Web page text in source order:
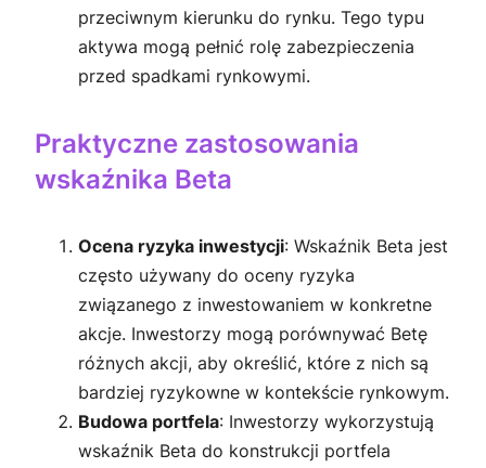
przeciwnym kierunku do rynku. Tego typu
aktywa mogą pełnić rolę zabezpieczenia
przed spadkami rynkowymi.
Praktyczne zastosowania
wskaźnika Beta
Ocena ryzyka inwestycji: Wskaźnik Beta jest
często używany do oceny ryzyka
związanego z inwestowaniem w konkretne
akcje. Inwestorzy mogą porównywać Betę
różnych akcji, aby określić, które z nich są
bardziej ryzykowne w kontekście rynkowym.
Budowa portfela: Inwestorzy wykorzystują
wskaźnik Beta do konstrukcji portfela